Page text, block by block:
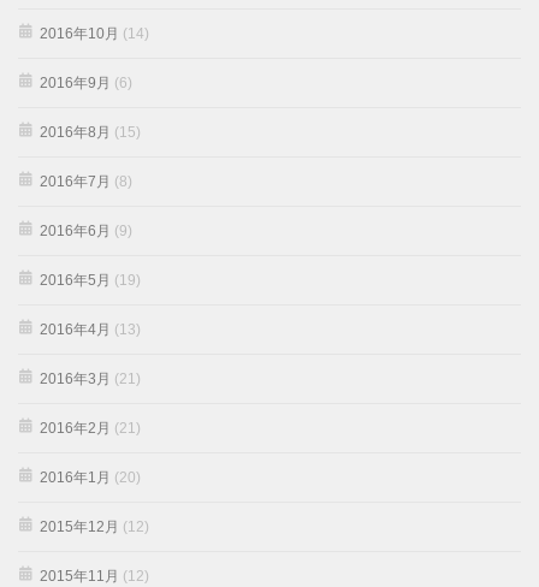
2016年10月 (14)
2016年9月 (6)
2016年8月 (15)
2016年7月 (8)
2016年6月 (9)
2016年5月 (19)
2016年4月 (13)
2016年3月 (21)
2016年2月 (21)
2016年1月 (20)
2015年12月 (12)
2015年11月 (12)